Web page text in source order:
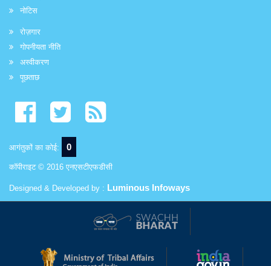
नोटिस
रोज़गार
गोपनीयता नीति
अस्वीकरण
पूछताछ
आगंतुकों का कोई: 0
कॉपीराइट © 2016 एनएसटीएफडीसी
Designed & Developed by : Luminous Infoways